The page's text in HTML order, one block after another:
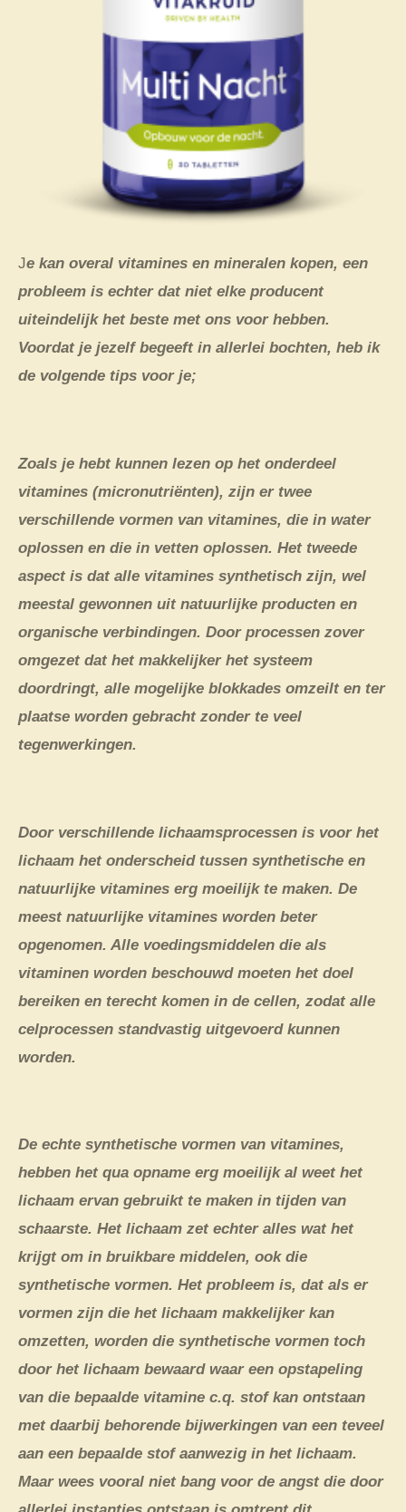
Je kan overal vitamines en mineralen kopen, een
probleem is echter dat niet elke producent
uiteindelijk het beste met ons voor hebben.
Voordat je jezelf begeeft in allerlei bochten, heb ik
de volgende tips voor je;
Zoals je hebt kunnen lezen op het onderdeel
vitamines (micronutriënten), zijn er twee
verschillende vormen van vitamines, die in water
oplossen en die in vetten oplossen. Het tweede
aspect is dat alle vitamines synthetisch zijn, wel
meestal gewonnen uit natuurlijke producten en
organische verbindingen. Door processen zover
omgezet dat het makkelijker het systeem
doordringt, alle mogelijke blokkades omzeilt en ter
plaatse worden gebracht zonder te veel
tegenwerkingen.
Door verschillende lichaamsprocessen is voor het
lichaam het onderscheid tussen synthetische en
natuurlijke vitamines erg moeilijk te maken. De
meest natuurlijke vitamines worden beter
opgenomen. Alle voedingsmiddelen die als
vitaminen worden beschouwd moeten het doel
bereiken en terecht komen in de cellen, zodat alle
celprocessen standvastig uitgevoerd kunnen
worden.
De echte synthetische vormen van vitamines,
hebben het qua opname erg moeilijk al weet het
lichaam ervan gebruikt te maken in tijden van
schaarste. Het lichaam zet echter alles wat het
krijgt om in bruikbare middelen, ook die
synthetische vormen. Het probleem is, dat als er
vormen zijn die het lichaam makkelijker kan
omzetten, worden die synthetische vormen toch
door het lichaam bewaard waar een opstapeling
van die bepaalde vitamine c.q. stof kan ontstaan
met daarbij behorende bijwerkingen van een teveel
aan een bepaalde stof aanwezig in het lichaam.
Maar wees vooral niet bang voor de angst die door